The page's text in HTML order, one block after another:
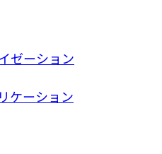
ゼーション
ケーション